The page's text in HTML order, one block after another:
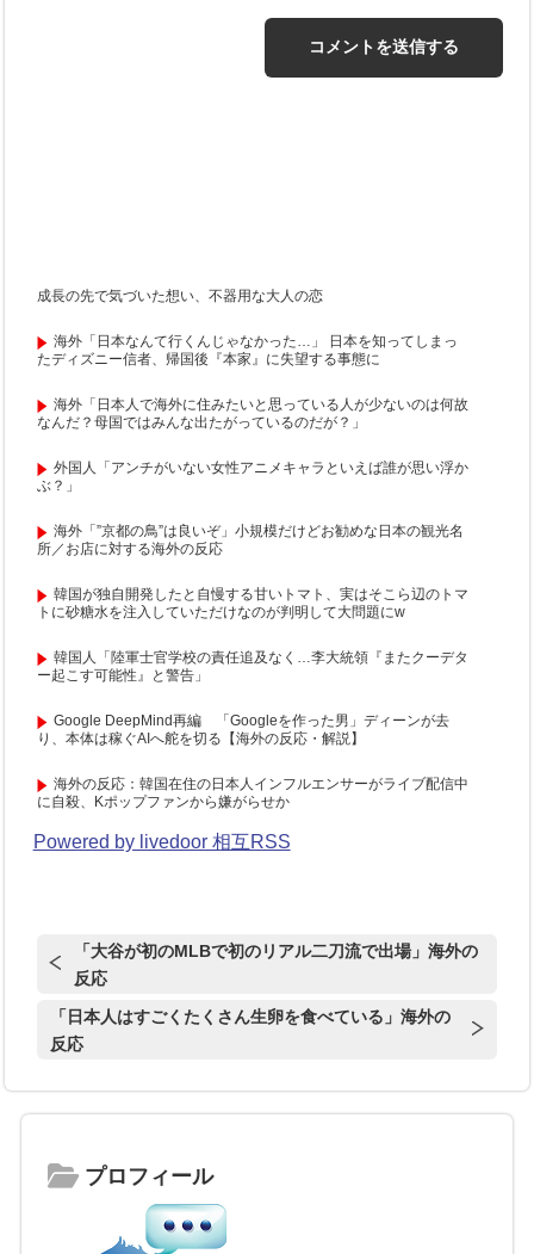
成長の先で気づいた想い、不器用な大人の恋
海外「日本なんて行くんじゃなかった…」 日本を知ってしまっ
たディズニー信者、帰国後『本家』に失望する事態に
海外「日本人で海外に住みたいと思っている人が少ないのは何故
なんだ？母国ではみんな出たがっているのだが？」
外国人「アンチがいない女性アニメキャラといえば誰が思い浮か
ぶ？」
海外「”京都の鳥”は良いぞ」小規模だけどお勧めな日本の観光名
所／お店に対する海外の反応
韓国が独自開発したと自慢する甘いトマト、実はそこら辺のトマ
トに砂糖水を注入していただけなのが判明して大問題にw
韓国人「陸軍士官学校の責任追及なく…李大統領『またクーデタ
ー起こす可能性』と警告」
Google DeepMind再編 「Googleを作った男」ディーンが去
り、本体は稼ぐAIへ舵を切る【海外の反応・解説】
海外の反応：韓国在住の日本人インフルエンサーがライブ配信中
に自殺、Kポップファンから嫌がらせか
Powered by livedoor 相互RSS
「大谷が初のMLBで初のリアル二刀流で出場」海外の
反応
「日本人はすごくたくさん生卵を食べている」海外の
反応
プロフィール